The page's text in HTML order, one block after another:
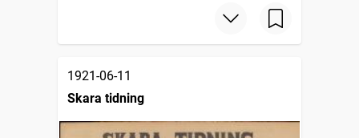
1921-06-11
Skara tidning